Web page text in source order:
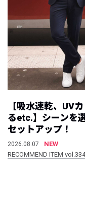
【吸水速乾、UV
るetc.】シーンを
セットアップ！
2026.08.07
NEW
RECOMMEND ITEM vol.334